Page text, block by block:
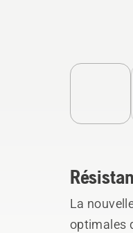
La
optimales